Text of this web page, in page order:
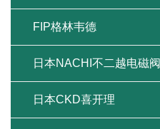
FIP格林韦德
日本NACHI不二越电磁阀
日本CKD喜开理